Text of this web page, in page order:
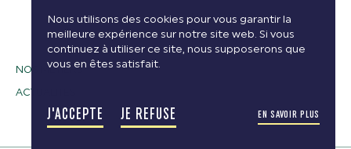
NOS ALCOOLS
BIOETHANOL
NOS MÉTIERS
ACTUALITÉS
Nous utilisons des cookies pour vous garantir la
meilleure expérience sur notre site web. Si vous
continuez à utiliser ce site, nous supposerons que
vous en êtes satisfait.
J'ACCEPTE JE REFUSE EN SAVOIR PLUS